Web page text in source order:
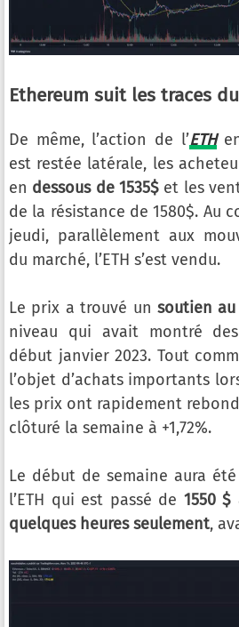
Ethereum suit les traces
De même, l’action de l’ETH
est restée latérale, les
en dessous de 1535$ et les
de la résistance de 1580$. Au
jeudi, parallèlement aux
du marché, l’ETH s’est vendu.
Le prix a trouvé un soutien au
niveau qui avait montré
début janvier 2023. Tout
l’objet d’achats importants
les prix ont rapidement rebondi
clôturé la semaine à +1,72%.
Le début de semaine aura
l’ETH qui est passé de 1550
quelques heures seulement,